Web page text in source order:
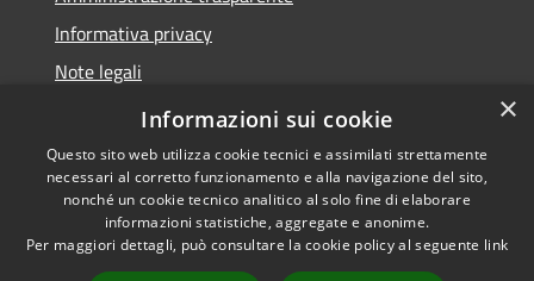
Informativa privacy
Note legali
Dichiarazione di accessibilità
Accessibilità
Copyright © 2026 • Città di
Erice • Powered by
×
Informazioni sui cookie
Questo sito web utilizza cookie tecnici e assimilati strettamente
necessari al corretto funzionamento e alla navigazione del sito,
nonché un cookie tecnico analitico al solo fine di elaborare
informazioni statistiche, aggregate e anonime.
Per maggiori dettagli, può consultare la cookie policy al seguente link